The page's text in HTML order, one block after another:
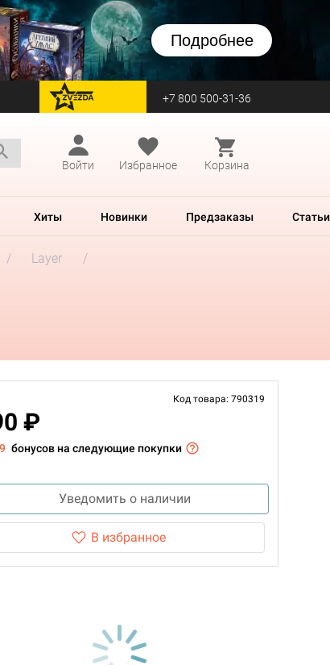
Подробнее
перейти на Zvezda +7 800 500-31-36
Войти
Избранное Корзина
Хиты Новинки Предзаказы Статьи
Layer
Код товара: 790319
₽
бонусов на следующие покупки
Уведомить о наличии
В избранное